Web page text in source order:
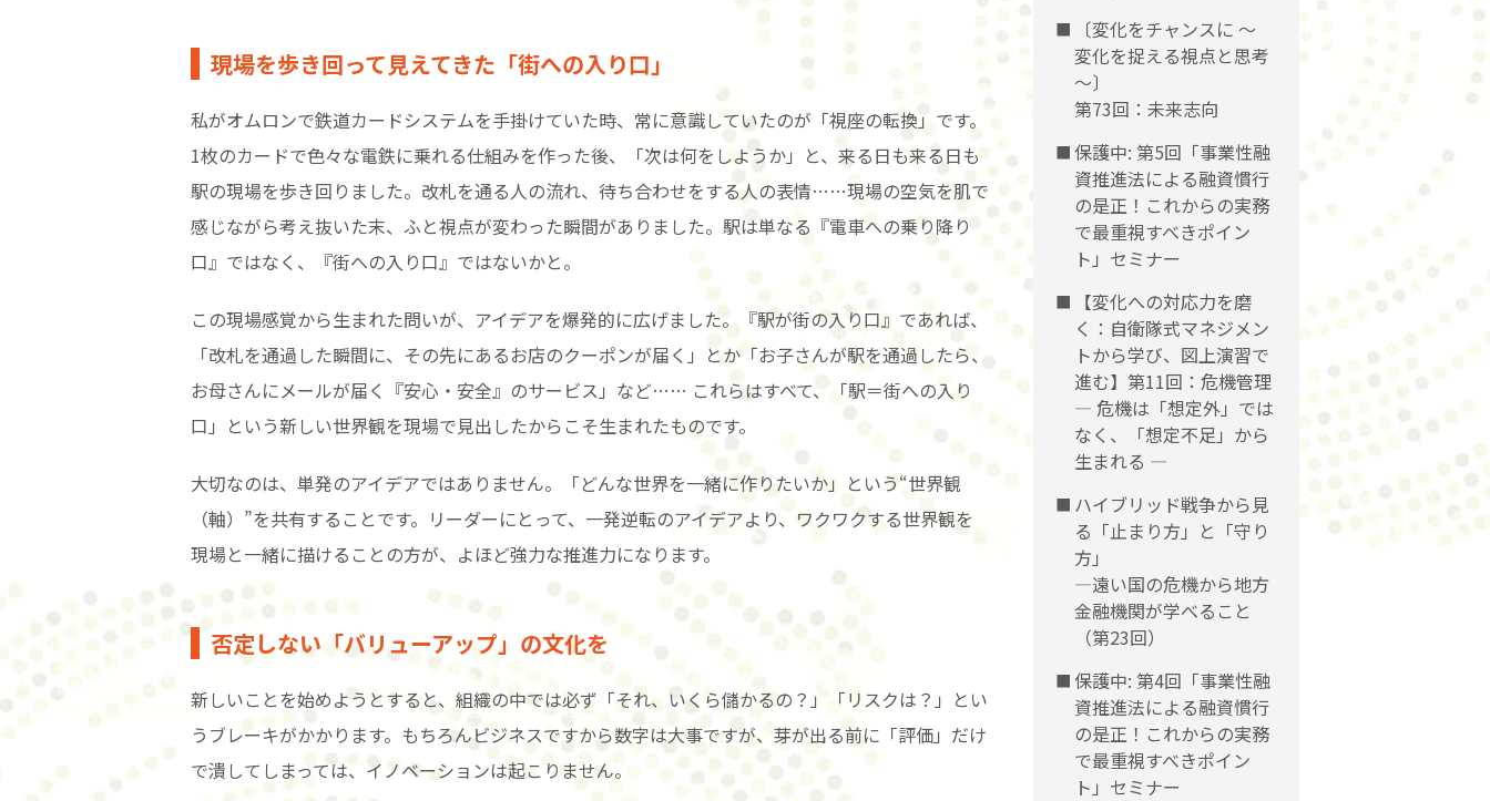
現場を歩き回って見えてきた「街への入り口」
私がオムロンで鉄道カードシステムを手掛けていた時、常に意識していたのが「視座の転換」です。
1枚のカードで色々な電鉄に乗れる仕組みを作った後、「次は何をしようか」と、来る日も来る日も
駅の現場を歩き回りました。改札を通る人の流れ、待ち合わせをする人の表情……現場の空気を肌で
感じながら考え抜いた末、ふと視点が変わった瞬間がありました。駅は単なる『電車への乗り降り
口』ではなく、『街への入り口』ではないかと。
この現場感覚から生まれた問いが、アイデアを爆発的に広げました。『駅が街の入り口』であれば、
「改札を通過した瞬間に、その先にあるお店のクーポンが届く」とか「お子さんが駅を通過したら、
お母さんにメールが届く『安心・安全』のサービス」など…… これらはすべて、「駅＝街への入り
口」という新しい世界観を現場で見出したからこそ生まれたものです。
大切なのは、単発のアイデアではありません。「どんな世界を一緒に作りたいか」という“世界観
（軸）”を共有することです。リーダーにとって、一発逆転のアイデアより、ワクワクする世界観を
現場と一緒に描けることの方が、よほど強力な推進力になります。
否定しない「バリューアップ」の文化を
新しいことを始めようとすると、組織の中では必ず「それ、いくら儲かるの？」「リスクは？」とい
うブレーキがかかります。もちろんビジネスですから数字は大事ですが、芽が出る前に「評価」だけ
で潰してしまっては、イノベーションは起こりません。
〔変化をチャンスに 〜
変化を捉える視点と思考
〜〕
第73回：未来志向
保護中: 第5回「事業性融
資推進法による融資慣行
の是正！これからの実務
で最重視すべきポイン
ト」セミナー
【変化への対応力を磨
く：自衛隊式マネジメン
トから学び、図上演習で
進む】第11回：危機管理
― 危機は「想定外」では
なく、「想定不足」から
生まれる ―
ハイブリッド戦争から見
る「止まり方」と「守り
方」
―遠い国の危機から地方
金融機関が学べること
（第23回）
保護中: 第4回「事業性融
資推進法による融資慣行
の是正！これからの実務
で最重視すべきポイン
ト」セミナー